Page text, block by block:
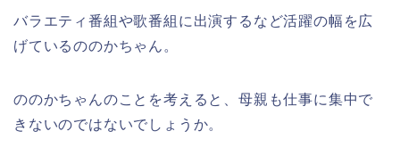
バラエティ番組や歌番組に出演するなど活躍の幅を広
げているののかちゃん。
ののかちゃんのことを考えると、母親も仕事に集中で
きないのではないでしょうか。